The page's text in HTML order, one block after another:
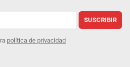
SUSCRIBIR
política de privacidad